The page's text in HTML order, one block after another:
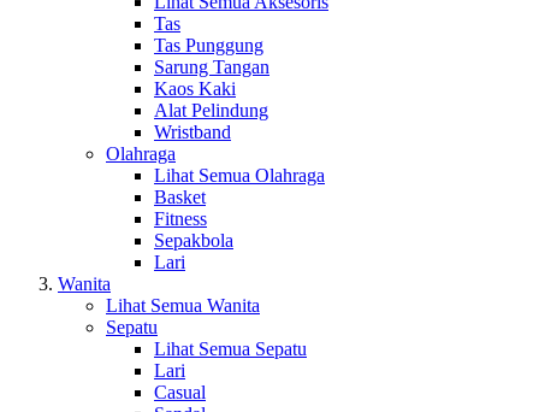
Tas
Tas Punggung
Sarung Tangan
Kaos Kaki
Alat Pelindung
Wristband
Olahraga
Lihat Semua Olahraga
Basket
Fitness
Sepakbola
Lari
Wanita
Lihat Semua Wanita
Sepatu
Lihat Semua Sepatu
Lari
Casual